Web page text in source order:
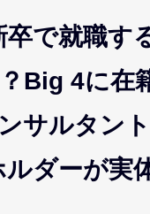
で就職す
Big 4に在
サルタン
ルダーが実